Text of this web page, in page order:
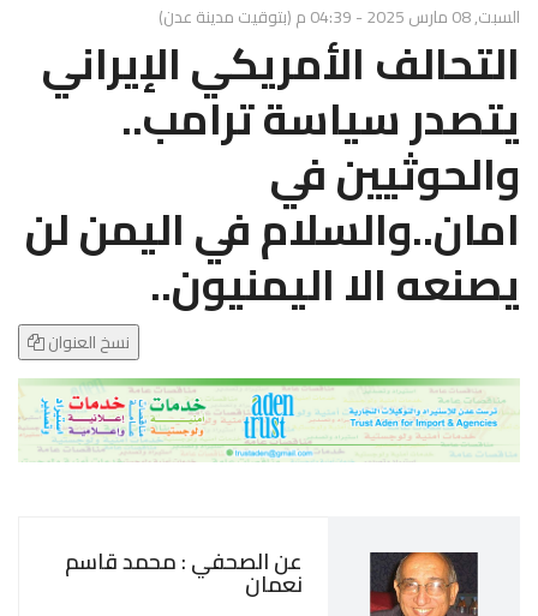
g
l
e
N
a
v
i
g
a
t
i
السبت, 08 مارس 2025 - 04:39 م (بتوقيت مدينة عدن)
التحالف الأمريكي الإيراني
يتصدر سياسة ترامب..
والحوثيين في
امان..والسلام في اليمن لن
يصنعه الا اليمنيون..
نسخ العنوان
عن الصحفي : محمد قاسم
نعمان